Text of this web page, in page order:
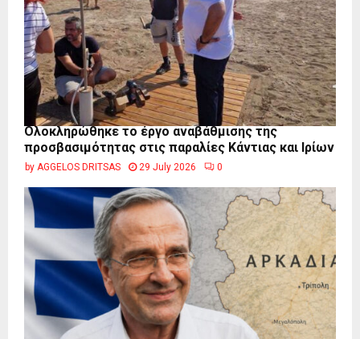
Ολοκληρώθηκε το έργο αναβάθμισης της
προσβασιμότητας στις παραλίες Κάντιας και Ιρίων
by AGGELOS DRITSAS 29 July 2026 0